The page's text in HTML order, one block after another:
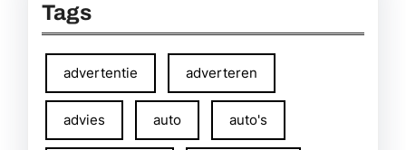
Tags
advertentie adverteren
advies auto auto's